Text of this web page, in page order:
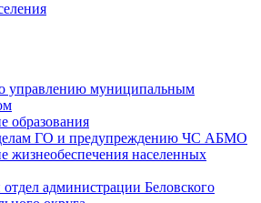
управлению муниципальным
образования
ГО и предупреждению ЧС АБМО
жизнеобеспечения населенных
администрации Беловского